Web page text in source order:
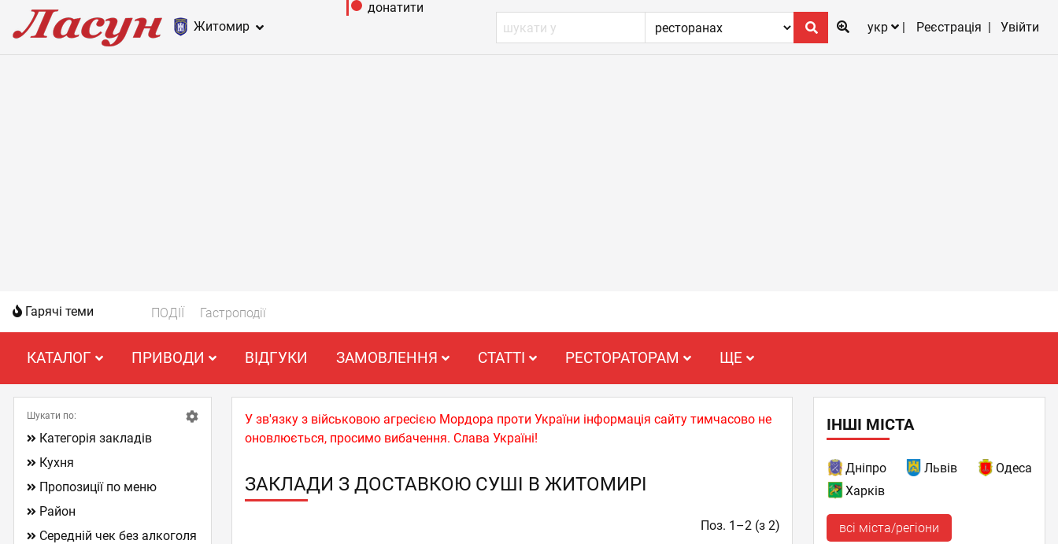
Житомир
донатити
укр
Реєстрація Увійти
Гарячі теми ПОДІЇ Гастроподії
КАТАЛОГ ПРИВОДИ ВІДГУКИ ЗАМОВЛЕННЯ СТАТТІ РЕСТОРАТОРАМ ЩЕ
У зв'язку з військовою агресією Мордора проти України інформація сайту тимчасово не
оновлюється, просимо вибачення. Слава Україні!
ЗАКЛАДИ З ДОСТАВКОЮ СУШІ В ЖИТОМИРІ
Поз. 1–2 (з 2)
Шукати по:
Категорія закладів
Кухня
Пропозиції по меню
Район
Середній чек без алкоголя
ІНШІ МІСТА
Дніпро Львів
Одеса
Харків
всі міста/регіони